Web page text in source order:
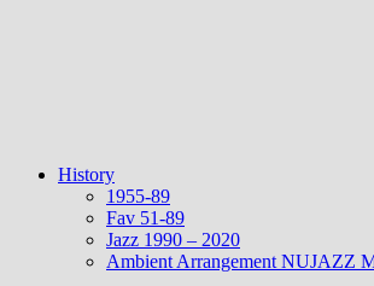
History
1955-89
Fav 51-89
Jazz 1990 – 2020
Ambient Arrangement NUJAZZ